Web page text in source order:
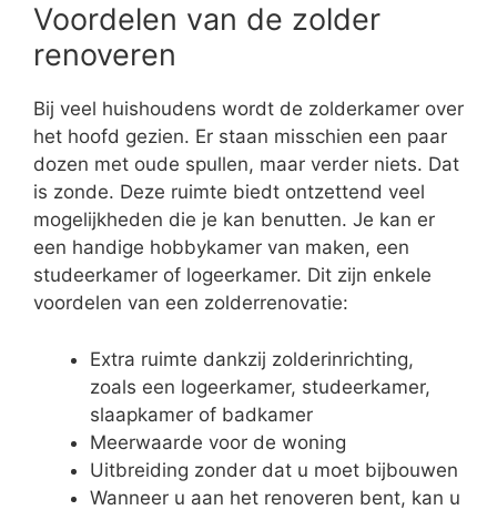
Voordelen van de zolder
renoveren
Bij veel huishoudens wordt de zolderkamer over
het hoofd gezien. Er staan misschien een paar
dozen met oude spullen, maar verder niets. Dat
is zonde. Deze ruimte biedt ontzettend veel
mogelijkheden die je kan benutten. Je kan er
een handige hobbykamer van maken, een
studeerkamer of logeerkamer. Dit zijn enkele
voordelen van een zolderrenovatie:
Extra ruimte dankzij zolderinrichting,
zoals een logeerkamer, studeerkamer,
slaapkamer of badkamer
Meerwaarde voor de woning
Uitbreiding zonder dat u moet bijbouwen
Wanneer u aan het renoveren bent, kan u